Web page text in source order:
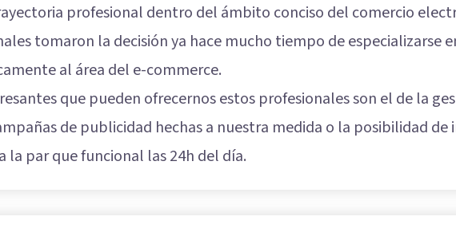
profesional dentro del ámbito conciso del comercio
tomaron la decisión ya hace mucho tiempo de especializarse
al área del e-commerce.
que pueden ofrecernos estos profesionales son el de la
de publicidad hechas a nuestra medida o la posibilidad
la par que funcional las 24h del día.